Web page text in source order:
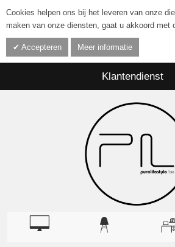
Cookies helpen ons bij het leveren van onze
maken van onze diensten, gaat u akkoord met
Accepteren Meer informatie
Klantendienst